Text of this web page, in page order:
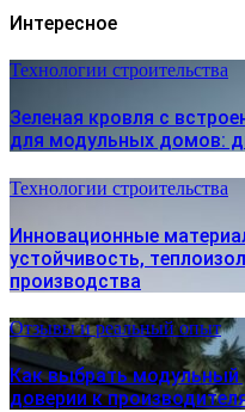
Интересное
Технологии строительства
Зеленая кровля с
для модульных домов:
Технологии строительства
Инновационные
устойчивость,
производства
Отзывы и реальный опыт
Как выбрать
доверии к